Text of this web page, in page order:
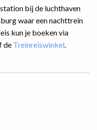
bij de luchthaven
waar een nachttrein
kun je boeken via
de Treinreiswinkel